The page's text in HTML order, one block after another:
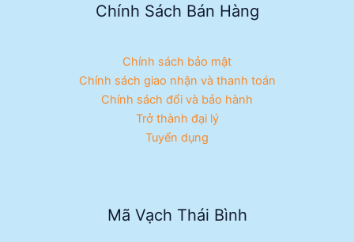
Chính Sách Bán Hàng
Chính sách bảo mật
Chính sách giao nhận và thanh toán
Chính sách đổi và bảo hành
Trở thành đại lý
Tuyển dụng
Mã Vạch Thái Bình